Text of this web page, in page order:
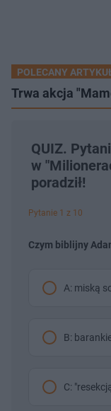
POLECANY
Trwa akcja
QUIZ.
w
poradził!
Pytanie 1 z 10
Czym biblijny
A: miską
B:
C: